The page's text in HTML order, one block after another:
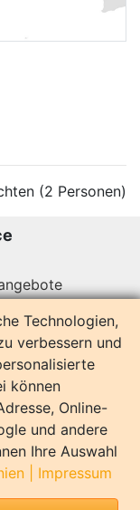
(2 Personen)
wir auch
Technologien,
verbessern und
können
Online-
und andere
Ihre Auswahl
| Impressum